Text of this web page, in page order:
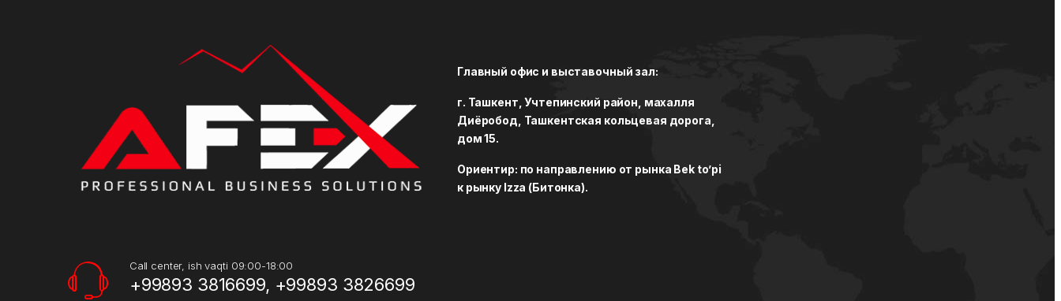
Call center, ish vaqti 09:00-18:00
+99893 3816699, +99893 3826699
Главный офис и выставочный зал:
г. Ташкент, Учтепинский район, махалля
Диёробод, Ташкентская кольцевая дорога,
дом 15.
Ориентир: по направлению от рынка Bek to’pi
к рынку Izza (Битонка).